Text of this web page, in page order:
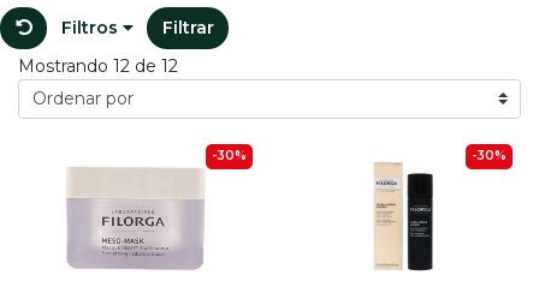
Filtros
Filtrar
Mostrando 12 de 12
-30% -30%